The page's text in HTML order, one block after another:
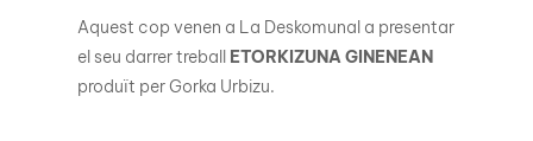
Aquest cop venen a La Deskomunal a presentar
el seu darrer treball ETORKIZUNA GINENEAN
produït per Gorka Urbizu.